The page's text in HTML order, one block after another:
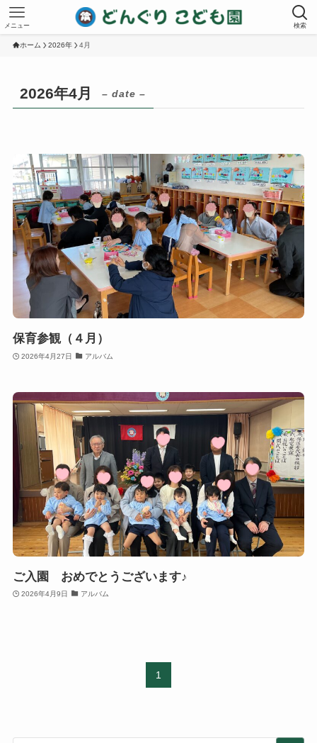
検索
メニュー
ホーム 2026年 4月
2026年4月 – date –
保育参観（４月）
2026年4月27日 アルバム
ご入園 おめでとうございます♪
2026年4月9日 アルバム
1